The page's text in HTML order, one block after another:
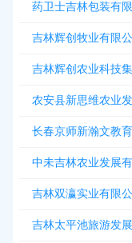
药卫士吉林包装有
吉林辉创牧业有限公
吉林辉创农业科技
农安县新思维农业
长春京师新瀚文教
中未吉林农业发展
吉林双瀛实业有限公
吉林太平池旅游发